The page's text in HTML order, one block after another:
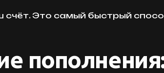
счёт. Это самый быстрый